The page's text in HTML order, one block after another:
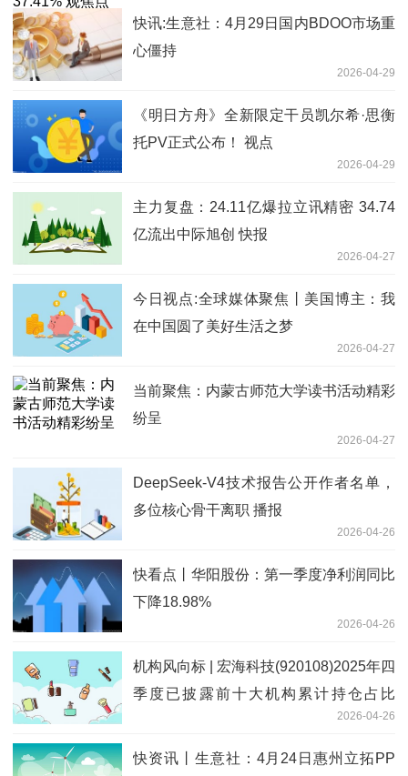
快讯:生意社：4月29日国内BDOO市场重
心僵持
2026-04-29
《明日方舟》全新限定干员凯尔希·思衡
托PV正式公布！ 视点
2026-04-29
主力复盘：24.11亿爆拉立讯精密 34.74
亿流出中际旭创 快报
2026-04-27
今日视点:全球媒体聚焦丨美国博主：我
在中国圆了美好生活之梦
2026-04-27
当前聚焦：内蒙古师范大学读书活动精彩
纷呈
2026-04-27
DeepSeek-V4技术报告公开作者名单，
多位核心骨干离职 播报
2026-04-26
快看点丨华阳股份：第一季度净利润同比
下降18.98%
2026-04-26
机构风向标 | 宏海科技(920108)2025年四
季度已披露前十大机构累计持仓占比
2026-04-26
快资讯丨生意社：4月24日惠州立拓PP